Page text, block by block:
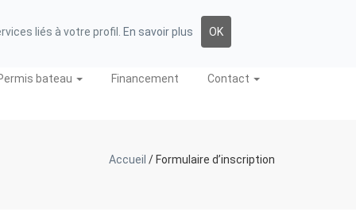
06 85 42 46 74
bateau Financement Contact
Accueil / Formulaire d’inscription
liés à votre profil. En savoir plus OK